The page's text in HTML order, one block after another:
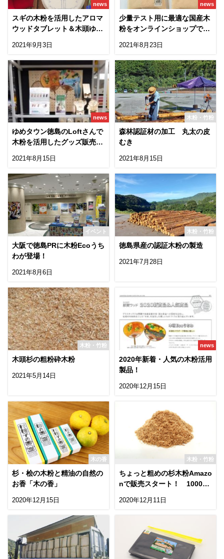
news
スギの木粉を活用したアロマ
ウッドタブレット＆木頭ゆず
2021年9月3日
news
少量テスト用に最適な国産木
粉をオンラインショップで販
2021年8月23日
news
ゆめタウン徳島のLoftさんで
木粉を活用したグッズ販売
2021年8月15日
木粉・竹粉
森林認証材の加工 丸太の皮
むき
2021年8月15日
イベント
大阪で徳島PRに木粉Ecoうち
わが登場！
2021年8月6日
木粉・竹粉
徳島県産の認証木粉の製造
2021年7月28日
木粉・竹粉
木頭杉の粗粉砕木粉
2021年5月14日
news
2020年新着・人気の木粉活用
製品！
2020年12月15日
木の香
杉・桧の木粉と精油の自然の
お香「木の香」
2020年12月15日
木粉・竹粉
ちょっと粗めの杉木粉Amazo
nで販売スタート！ 1000μ
2020年12月11日